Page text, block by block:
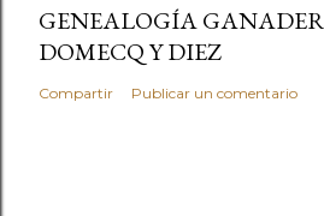
GENEALOGÍA
DOMECQ Y DIEZ
Compartir Publicar un comentario